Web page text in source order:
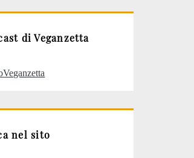
di Veganzetta
nel sito